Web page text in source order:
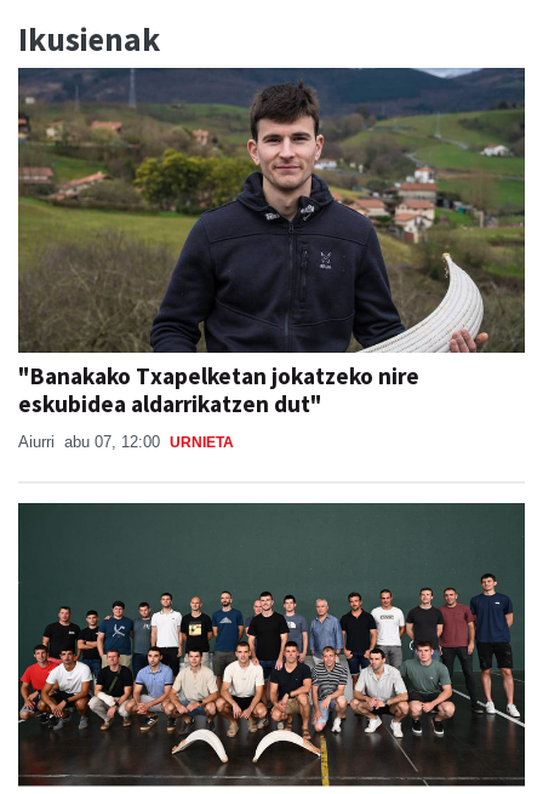
Ikusienak
"Banakako Txapelketan jokatzeko nire
eskubidea aldarrikatzen dut"
Aiurri abu 07, 12:00 URNIETA